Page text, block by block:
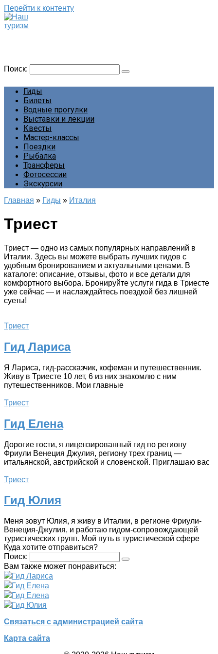
Перейти к контенту
Поиск:
Гиды
Билеты
Водные прогулки
Выставки и лекции
Квесты
Мастер-классы
Поездки
Рыбалка
Трансферы
Фотосессии
Экскурсии
Главная » Гиды » Италия
Триест
Триест — одно из самых популярных направлений в
Италии. Здесь вы можете выбрать лучших гидов с
удобным бронированием и актуальными ценами. В
каталоге: описание, отзывы, фото и все детали для
комфортного выбора. Бронируйте услуги гида в Триесте
уже сейчас — и наслаждайтесь поездкой без лишней
суеты!
Триест
Гид Лариса
Я Лариса, гид-рассказчик, кофеман и путешественник.
Живу в Триесте 10 лет, 6 из них знакомлю с ним
путешественников. Мои главные
Триест
Гид Елена
Дорогие гости, я лицензированный гид по региону
Фриули Венеция Джулия, региону трех границ —
итальянской, австрийской и словенской. Приглашаю вас
Триест
Гид Юлия
Меня зовут Юлия, я живу в Италии, в регионе Фриули-
Венеция-Джулия, и работаю гидом-сопровождающей
туристических групп. Мой путь в туристической сфере
Куда хотите отправиться?
Поиск:
Вам также может понравиться:
Гид Лариса
Гид Елена
Гид Елена
Гид Юлия
Связаться с администрацией сайта
Карта сайта